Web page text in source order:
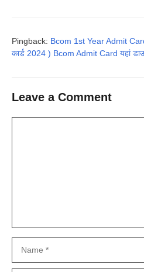
Pingback: Bcom 1st Year Admit
कार्ड 2024 ) Bcom Admit Card यहां
Leave a Comment